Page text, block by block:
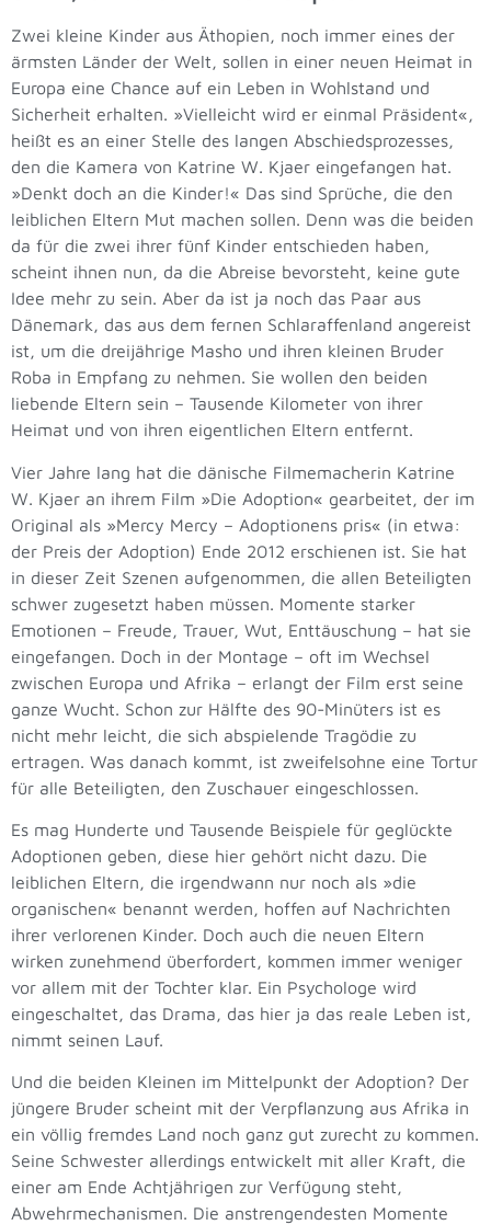
Zwei kleine Kinder aus Äthopien, noch immer eines der
ärmsten Länder der Welt, sollen in einer neuen Heimat in
Europa eine Chance auf ein Leben in Wohlstand und
Sicherheit erhalten. »Vielleicht wird er einmal Präsident«,
heißt es an einer Stelle des langen Abschiedsprozesses,
den die Kamera von Katrine W. Kjaer eingefangen hat.
»Denkt doch an die Kinder!« Das sind Sprüche, die den
leiblichen Eltern Mut machen sollen. Denn was die beiden
da für die zwei ihrer fünf Kinder entschieden haben,
scheint ihnen nun, da die Abreise bevorsteht, keine gute
Idee mehr zu sein. Aber da ist ja noch das Paar aus
Dänemark, das aus dem fernen Schlaraffenland angereist
ist, um die dreijährige Masho und ihren kleinen Bruder
Roba in Empfang zu nehmen. Sie wollen den beiden
liebende Eltern sein – Tausende Kilometer von ihrer
Heimat und von ihren eigentlichen Eltern entfernt.
Vier Jahre lang hat die dänische Filmemacherin Katrine
W. Kjaer an ihrem Film »Die Adoption« gearbeitet, der im
Original als »Mercy Mercy – Adoptionens pris« (in etwa:
der Preis der Adoption) Ende 2012 erschienen ist. Sie hat
in dieser Zeit Szenen aufgenommen, die allen Beteiligten
schwer zugesetzt haben müssen. Momente starker
Emotionen – Freude, Trauer, Wut, Enttäuschung – hat sie
eingefangen. Doch in der Montage – oft im Wechsel
zwischen Europa und Afrika – erlangt der Film erst seine
ganze Wucht. Schon zur Hälfte des 90-Minüters ist es
nicht mehr leicht, die sich abspielende Tragödie zu
ertragen. Was danach kommt, ist zweifelsohne eine Tortur
für alle Beteiligten, den Zuschauer eingeschlossen.
Es mag Hunderte und Tausende Beispiele für geglückte
Adoptionen geben, diese hier gehört nicht dazu. Die
leiblichen Eltern, die irgendwann nur noch als »die
organischen« benannt werden, hoffen auf Nachrichten
ihrer verlorenen Kinder. Doch auch die neuen Eltern
wirken zunehmend überfordert, kommen immer weniger
vor allem mit der Tochter klar. Ein Psychologe wird
eingeschaltet, das Drama, das hier ja das reale Leben ist,
nimmt seinen Lauf.
Und die beiden Kleinen im Mittelpunkt der Adoption? Der
jüngere Bruder scheint mit der Verpflanzung aus Afrika in
ein völlig fremdes Land noch ganz gut zurecht zu kommen.
Seine Schwester allerdings entwickelt mit aller Kraft, die
einer am Ende Achtjährigen zur Verfügung steht,
Abwehrmechanismen. Die anstrengendesten Momente